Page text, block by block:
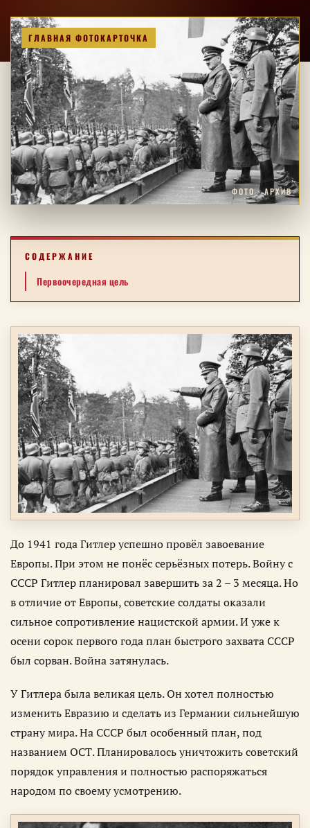
ГЛАВНАЯ ФОТОКАРТОЧКА
ФОТО · АРХИВ
СОДЕРЖАНИЕ
Первоочередная цель
До 1941 года Гитлер успешно провёл завоевание
Европы. При этом не понёс серьёзных потерь. Войну с
СССР Гитлер планировал завершить за 2 – 3 месяца. Но
в отличие от Европы, советские солдаты оказали
сильное сопротивление нацистской армии. И уже к
осени сорок первого года план быстрого захвата СССР
был сорван. Война затянулась.
У Гитлера была великая цель. Он хотел полностью
изменить Евразию и сделать из Германии сильнейшую
страну мира. На СССР был особенный план, под
названием ОСТ. Планировалось уничтожить советский
порядок управления и полностью распоряжаться
народом по своему усмотрению.